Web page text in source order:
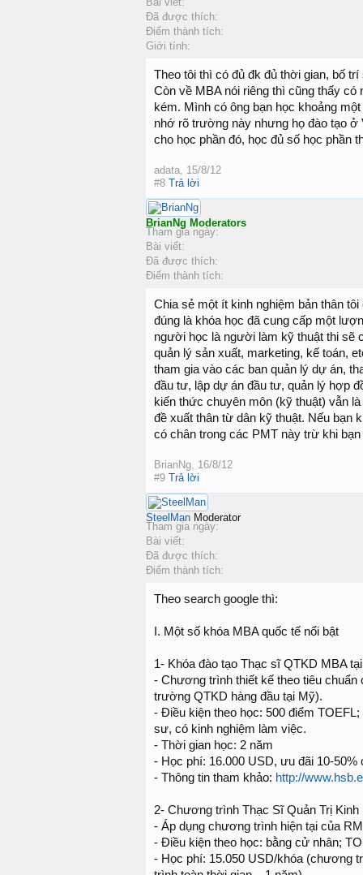
Đã được thích:
Điểm thành tích:
Giới tính:
Theo tôi thì có đủ đk đủ thời gian, bố
Còn về MBA nói riêng thì cũng thấy
kém. Mình có ông bạn học khoảng
nhớ rõ trường này nhưng họ đào tạo
cho học phần đó, học đủ số học phần
adata, 15/8/12
#8 Trả lời
BrianNg Moderators
Tham gia ngày:
Bài viết:
Đã được thích:
Điểm thành tích:
Chia sẻ một ít kinh nghiệm bản thân
đúng là khóa học đã cung cấp một
người học là người làm kỹ thuật thi sẽ
quản lý sản xuất, marketing, kế toán,
tham gia vào các ban quản lý dự án,
đầu tư, lập dự án đầu tư, quản lý hợp
kiến thức chuyên môn (kỹ thuật) vẫn
đề xuất thân từ dân kỹ thuật. Nếu bạn
có chân trong các PMT này trừ khi
BrianNg, 16/8/12
#9 Trả lời
SteelMan Moderator
Tham gia ngày:
Bài viết:
Đã được thích:
Điểm thành tích:
Theo search google thì:
I. Một số khóa MBA quốc tế nổi bật
1- Khóa đào tạo Thạc sĩ QTKD MBA
- Chương trình thiết kế theo tiêu
trường QTKD hàng đầu tại Mỹ).
- Điều kiện theo học: 500 điểm
sư, có kinh nghiệm làm việc.
- Thời gian học: 2 năm
- Học phí: 16.000 USD, ưu đãi 10-
- Thông tin tham khảo: http://
2- Chương trình Thạc Sĩ Quản Trị
- Áp dụng chương trình hiện tại của
- Điều kiện theo học: bằng cử nhân;
- Học phí: 15.050 USD/khóa (chương